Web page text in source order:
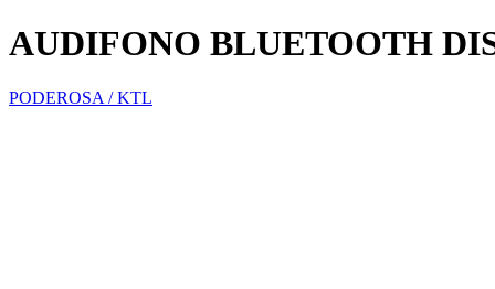
AUDIFONO BLUETOOTH
PODEROSA / KTL